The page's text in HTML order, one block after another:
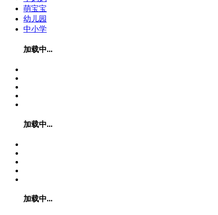
萌宝宝
幼儿园
中小学
加载中...
加载中...
加载中...